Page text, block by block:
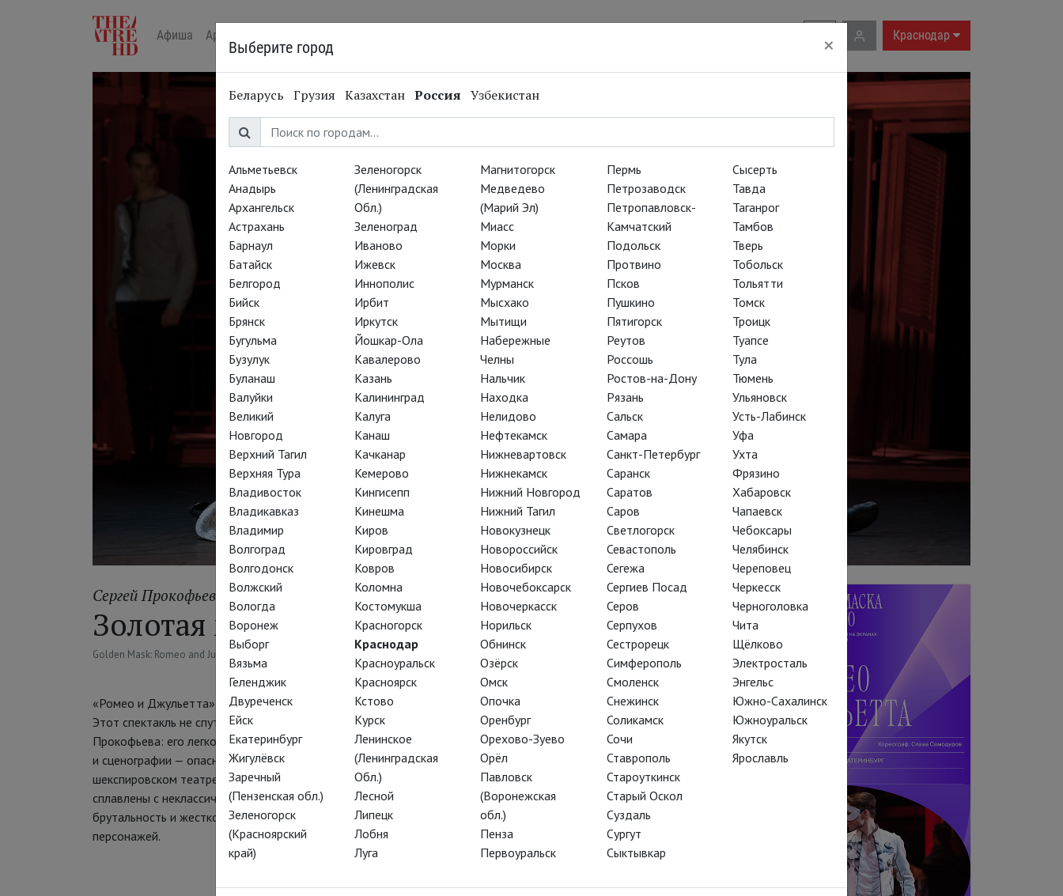
Краснодар
Афиша Арт-лекторий в кино
Сергей Прокофьев
Золотая маска: Ромео и Джульетта
Golden Mask: Romeo and Juliet
«Ромео и Джульетта» Вячеслава Самодурова стал визитной карточкой театра и труппы.
Этот спектакль не спутаешь ни с одной из многочисленных постановок балета
Прокофьева: его легко узнать по костюмам (casual с фрагментами полотен Возрождения)
и сценографии — опасно накрененная конструкция красного цвета напоминает о
шекспировском театре «Глобус». И еще — по хореографическому языку: классические па
сплавлены с неклассическим танцевальным жаргоном и поданы во взвинченном темпе,
брутальность и жесткость пластики скрывают за собой хрупкость и уязвимость
персонажей.
Выберите город ×
Беларусь Грузия Казахстан Россия Узбекистан
Альметьевск
Анадырь
Архангельск
Астрахань
Барнаул
Батайск
Белгород
Бийск
Брянск
Бугульма
Бузулук
Буланаш
Валуйки
Великий
Новгород
Верхний Тагил
Верхняя Тура
Владивосток
Владикавказ
Владимир
Волгоград
Волгодонск
Волжский
Вологда
Воронеж
Выборг
Вязьма
Геленджик
Двуреченск
Ейск
Екатеринбург
Жигулёвск
Заречный
(Пензенская обл.)
Зеленогорск
(Красноярский
край)
Зеленогорск
(Ленинградская
Обл.)
Зеленоград
Иваново
Ижевск
Иннополис
Ирбит
Иркутск
Йошкар-Ола
Кавалерово
Казань
Калининград
Калуга
Канаш
Качканар
Кемерово
Кингисепп
Кинешма
Киров
Кировград
Ковров
Коломна
Костомукша
Красногорск
Краснодар
Красноуральск
Красноярск
Кстово
Курск
Ленинское
(Ленинградская
Обл.)
Лесной
Липецк
Лобня
Луга
Магнитогорск
Медведево
(Марий Эл)
Миасс
Морки
Москва
Мурманск
Мысхако
Мытищи
Набережные
Челны
Нальчик
Находка
Нелидово
Нефтекамск
Нижневартовск
Нижнекамск
Нижний Новгород
Нижний Тагил
Новокузнецк
Новороссийск
Новосибирск
Новочебоксарск
Новочеркасск
Норильск
Обнинск
Озёрск
Омск
Опочка
Оренбург
Орехово-Зуево
Орёл
Павловск
(Воронежская
обл.)
Пенза
Первоуральск
Пермь
Петрозаводск
Петропавловск-
Камчатский
Подольск
Протвино
Псков
Пушкино
Пятигорск
Реутов
Россошь
Ростов-на-Дону
Рязань
Сальск
Самара
Санкт-Петербург
Саранск
Саратов
Саров
Светлогорск
Севастополь
Сегежа
Сергиев Посад
Серов
Серпухов
Сестрорецк
Симферополь
Смоленск
Снежинск
Соликамск
Сочи
Ставрополь
Староуткинск
Старый Оскол
Суздаль
Сургут
Сыктывкар
Сысерть
Тавда
Таганрог
Тамбов
Тверь
Тобольск
Тольятти
Томск
Троицк
Туапсе
Тула
Тюмень
Ульяновск
Усть-Лабинск
Уфа
Ухта
Фрязино
Хабаровск
Чапаевск
Чебоксары
Челябинск
Череповец
Черкесск
Черноголовка
Чита
Щёлково
Электросталь
Энгельс
Южно-Сахалинск
Южноуральск
Якутск
Ярославль